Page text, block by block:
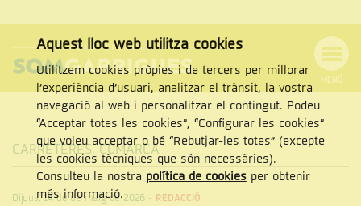
NAVEGACIÓ
MENÚ
Cercar
CERCAR
CARRETERES,COMARCA
Dijous, 14 de de maig de 2026 - REDACCIÓ
Aquest lloc web utilitza cookies
Utilitzem cookies pròpies i de tercers per millorar
l’experiència d’usuari, analitzar el trànsit, la vostra
navegació al web i personalitzar el contingut. Podeu
“Acceptar totes les cookies”, “Configurar les cookies”
que voleu acceptar o bé “Rebutjar-les totes” (excepte
les cookies tècniques que són necessàries).
Consulteu la nostra política de cookiesper obtenir
més informació.